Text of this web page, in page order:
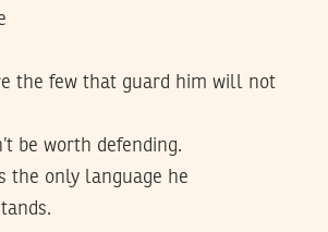
the few that guard him will not
be worth defending.
the only language he